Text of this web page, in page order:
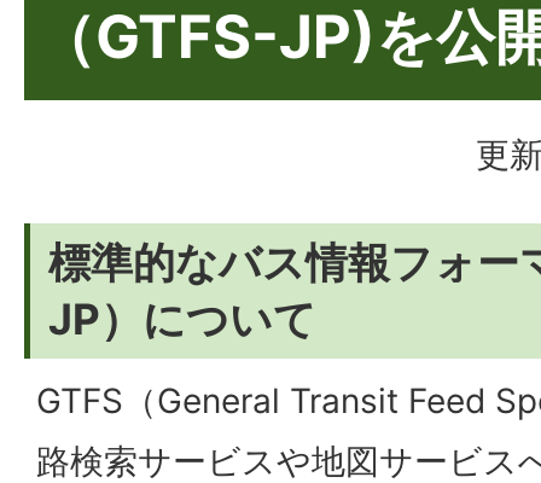
（GTFS-JP)を公
更
標準的なバス情報フォー
JP）について
GTFS（General Transit Feed
路検索サービスや地図サービス